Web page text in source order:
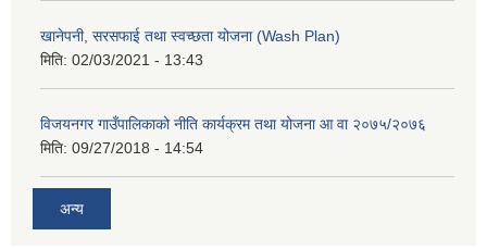
खानेपनी, सरसफाई तथा स्वच्छता योजना (Wash Plan)
मिति: 02/03/2021 - 13:43
विजयनगर गाउँपालिकाको नीति कार्यक्रम तथा योजना आ वा २०७५/२०७६
मिति: 09/27/2018 - 14:54
अन्य